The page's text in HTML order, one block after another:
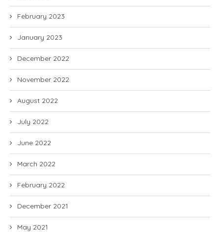
February 2023
January 2023
December 2022
November 2022
August 2022
July 2022
June 2022
March 2022
February 2022
December 2021
May 2021